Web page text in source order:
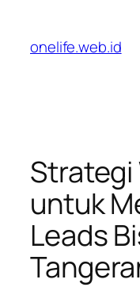
konten
onelife.web.id
untuk
Leads